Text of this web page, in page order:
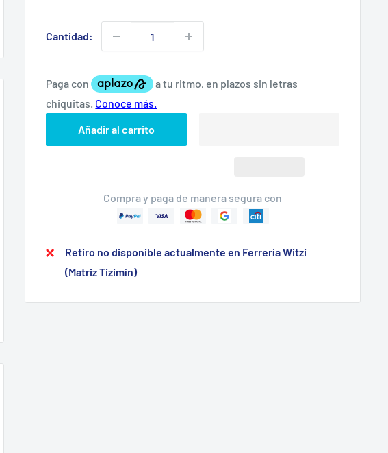
Cantidad:
Añadir al carrito
Compra y paga de manera segura con
Retiro no disponible actualmente en Ferrería Witzi
(Matriz Tizimín)